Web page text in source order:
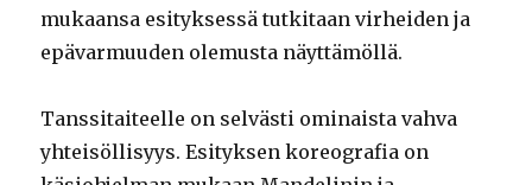
mukaansa esityksessä tutkitaan virheiden ja
epävarmuuden olemusta näyttämöllä.
Tanssitaiteelle on selvästi ominaista vahva
yhteisöllisyys. Esityksen koreografia on